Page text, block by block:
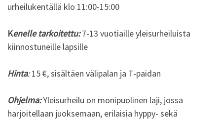
urheilukentällä klo 11:00-15:00
Kenelle tarkoitettu:7-13 vuotiaille yleisurheiluista
kiinnostuneille lapsille
Hinta:15 €, sisältäen välipalan ja T-paidan
Ohjelma:Yleisurheilu on monipuolinen laji, jossa
harjoitellaan juoksemaan, erilaisia hyppy- sekä